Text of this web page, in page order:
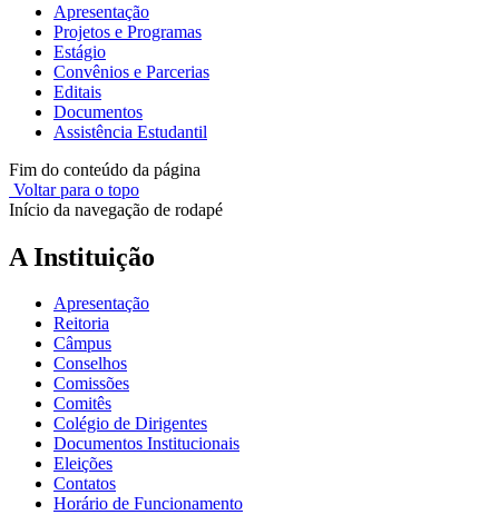
Apresentação
Projetos e Programas
Estágio
Convênios e Parcerias
Editais
Documentos
Assistência Estudantil
Fim do conteúdo da página
Voltar para o topo
Início da navegação de rodapé
A Instituição
Apresentação
Reitoria
Câmpus
Conselhos
Comissões
Comitês
Colégio de Dirigentes
Documentos Institucionais
Eleições
Contatos
Horário de Funcionamento